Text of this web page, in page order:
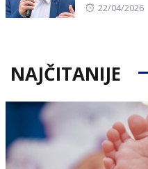
Posted
22/04/2026
NAJČITANIJE